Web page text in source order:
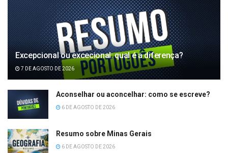
Excepcional ou excecional: qual é a diferença?
7 DE AGOSTO DE 2026
Aconselhar ou aconcelhar: como se escreve?
6 DE AGOSTO DE 2026
Resumo sobre Minas Gerais
6 DE AGOSTO DE 2026